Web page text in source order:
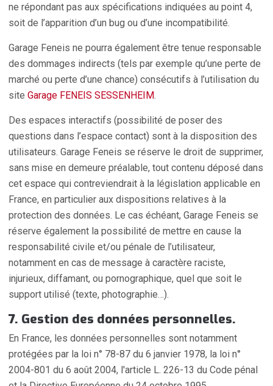
ne répondant pas aux spécifications indiquées au point 4,
soit de l’apparition d’un bug ou d’une incompatibilité.
Garage Feneis ne pourra également être tenue responsable
des dommages indirects (tels par exemple qu’une perte de
marché ou perte d’une chance) consécutifs à l’utilisation du
siteGarage FENEIS SESSENHEIM.
Des espaces interactifs (possibilité de poser des
questions dans l’espace contact) sont à la disposition des
utilisateurs. Garage Feneis se réserve le droit de supprimer,
sans mise en demeure préalable, tout contenu déposé dans
cet espace qui contreviendrait à la législation applicable en
France, en particulier aux dispositions relatives à la
protection des données. Le cas échéant, Garage Feneis se
réserve également la possibilité de mettre en cause la
responsabilité civile et/ou pénale de l’utilisateur,
notamment en cas de message à caractère raciste,
injurieux, diffamant, ou pornographique, quel que soit le
support utilisé (texte, photographie…).
7. Gestion des données personnelles.
En France, les données personnelles sont notamment
protégées par la loi n° 78-87 du 6 janvier 1978, la loi n°
2004-801 du 6 août 2004, l'article L. 226-13 du Code pénal